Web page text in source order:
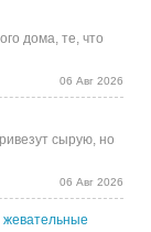
дома, те, что
06 Авг 2026
сырую, но
06 Авг 2026